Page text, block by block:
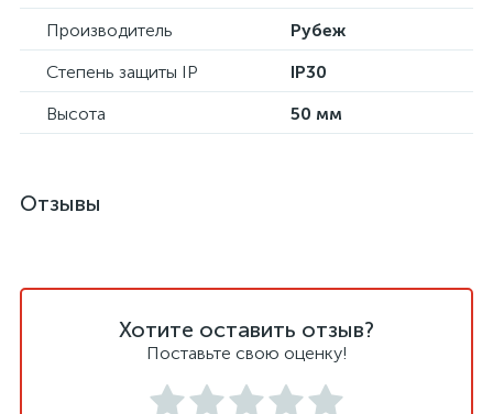
Производитель
Рубеж
Степень защиты IP
IP30
Высота
50 мм
Отзывы
Хотите оставить отзыв?
Поставьте свою оценку!